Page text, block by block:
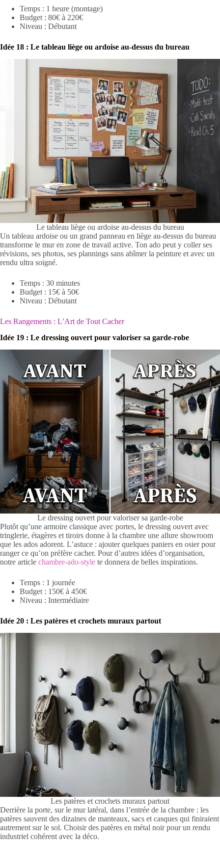
Temps : 1 heure (montage)
Budget : 80€ à 220€
Niveau : Débutant
Idée 18 : Le tableau liège ou ardoise au-dessus du bureau
Le tableau liège ou ardoise au-dessus du bureau
Un tableau ardoise ou un grand panneau en liège au-dessus du bureau
transforme le mur en zone de travail active. Ton ado peut y coller ses
révisions, ses photos, ses plannings sans abîmer la peinture et avec un
rendu ultra soigné.
Temps : 30 minutes
Budget : 15€ à 50€
Niveau : Débutant
Les Rangements : L’Art de Tout Cacher
Idée 19 : Le dressing ouvert pour valoriser sa garde-robe
Le dressing ouvert pour valoriser sa garde-robe
Plutôt qu’une armoire classique avec portes, le dressing ouvert avec
tringlerie, étagères et tiroirs donne à la chambre une allure showroom
que les ados adorent. L’astuce : ajouter quelques paniers en osier pour
ranger ce qu’on préfère cacher. Pour d’autres idées d’organisation,
notre article chambre-ado-style te donnera de belles inspirations.
Temps : 1 journée
Budget : 150€ à 450€
Niveau : Intermédiaire
Idée 20 : Les patères et crochets muraux partout
Les patères et crochets muraux partout
Derrière la porte, sur le mur latéral, dans l’entrée de la chambre : les
patères sauvent des dizaines de manteaux, sacs et casques qui finiraient
autrement sur le sol. Choisir des patères en métal noir pour un rendu
industriel cohérent avec la déco.